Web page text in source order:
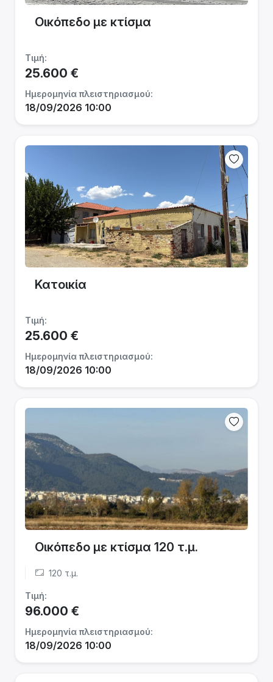
Οικόπεδο με κτίσμα
Τιμή:
25.600 €
Ημερομηνία πλειστηριασμού:
18/09/2026 10:00
Κατοικία
Τιμή:
25.600 €
Ημερομηνία πλειστηριασμού:
18/09/2026 10:00
Οικόπεδο με κτίσμα 120 τ.μ.
120 τ.μ.
Τιμή:
96.000 €
Ημερομηνία πλειστηριασμού:
18/09/2026 10:00